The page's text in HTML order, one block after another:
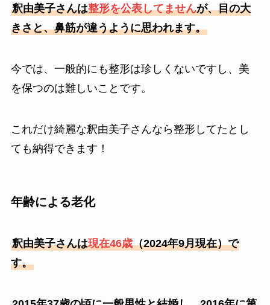
釈由美子さんは整形を公表してませんが、目の大
きさと、鼻筋が違うように思われます。
今では、一般的にも整形は珍しくないですし、美
を保つのは難しいことです。
これだけ綺麗な釈由美子さんなら整形してたとし
ても納得できます！
年齢による老化
釈由美子さんは現在46歳（2024年9月現在）で
す。